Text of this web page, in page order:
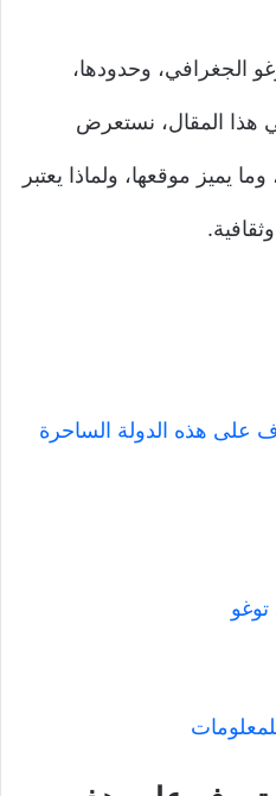
الجغرافي، وحدودها،
هذا المقال، نستعرض
يميز موقعها، ولماذا يعتبر
على هذه الدولة الساحرة